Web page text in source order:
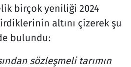
birçok yeniliği 2024
altını çizerek şu
bulundu:
sözleşmeli tarımın